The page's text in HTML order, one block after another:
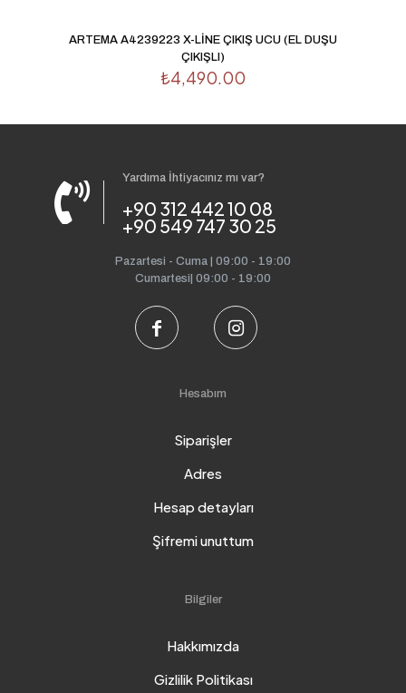
ARTEMA A4239223 X-LİNE ÇIKIŞ UCU (EL DUŞU
ÇIKIŞLI)
₺4,490.00
Yardıma İhtiyacınız mı var?
+90 312 442 10 08
+90 549 747 30 25
Pazartesi - Cuma | 09:00 - 19:00
Cumartesi| 09:00 - 19:00
Hesabım
Siparişler
Adres
Hesap detayları
Şifremi unuttum
Bilgiler
Hakkımızda
Gizlilik Politikası